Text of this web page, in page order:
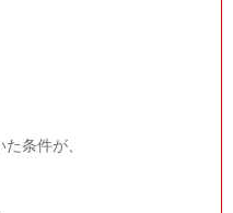
条件が、